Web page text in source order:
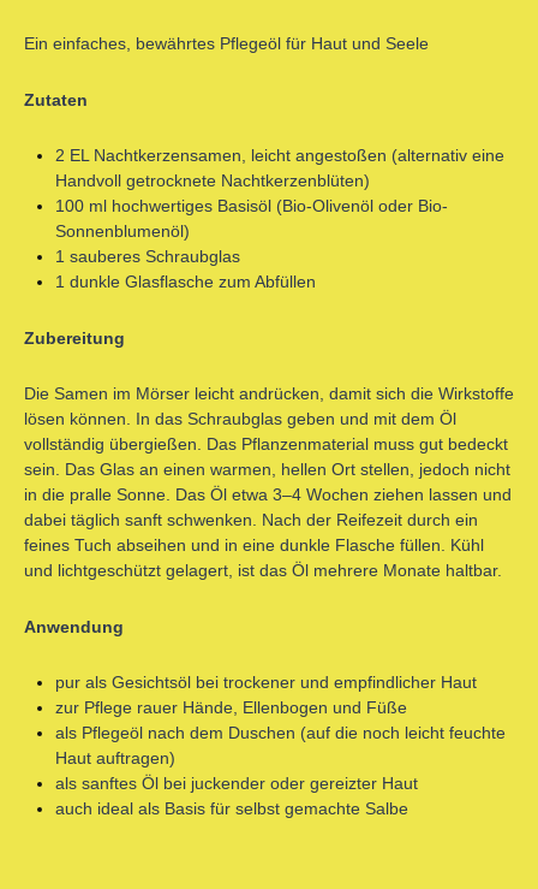
Ein einfaches, bewährtes Pflegeöl für Haut und Seele
Zutaten
2 EL Nachtkerzensamen, leicht angestoßen (alternativ eine
Handvoll getrocknete Nachtkerzenblüten)
100 ml hochwertiges Basisöl (Bio-Olivenöl oder Bio-
Sonnenblumenöl)
1 sauberes Schraubglas
1 dunkle Glasflasche zum Abfüllen
Zubereitung
Die Samen im Mörser leicht andrücken, damit sich die Wirkstoffe
lösen können. In das Schraubglas geben und mit dem Öl
vollständig übergießen. Das Pflanzenmaterial muss gut bedeckt
sein. Das Glas an einen warmen, hellen Ort stellen, jedoch nicht
in die pralle Sonne. Das Öl etwa 3–4 Wochen ziehen lassen und
dabei täglich sanft schwenken. Nach der Reifezeit durch ein
feines Tuch abseihen und in eine dunkle Flasche füllen. Kühl
und lichtgeschützt gelagert, ist das Öl mehrere Monate haltbar.
Anwendung
pur als Gesichtsöl bei trockener und empfindlicher Haut
zur Pflege rauer Hände, Ellenbogen und Füße
als Pflegeöl nach dem Duschen (auf die noch leicht feuchte
Haut auftragen)
als sanftes Öl bei juckender oder gereizter Haut
auch ideal als Basis für selbst gemachte Salbe